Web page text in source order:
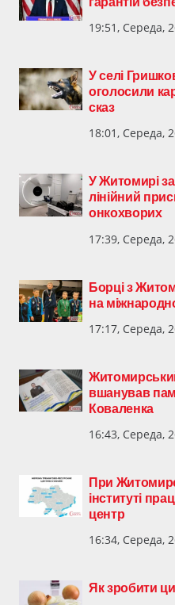
19:51, Середа,
У селі
оголосили
сказ
18:01, Середа,
У Житомирі
лінійний
онкохворих
17:39, Середа,
Борці з
на
17:17, Середа,
вшанував
Коваленка
16:43, Середа,
При
інституті
центр
16:34, Середа,
Як зробити